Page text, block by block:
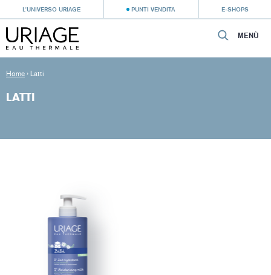
L'UNIVERSO URIAGE PUNTI VENDITA E-SHOPS
MENÙ
Home › Latti
LATTI